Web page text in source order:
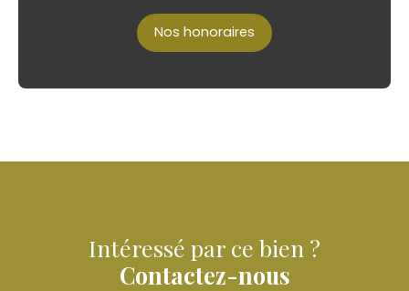
Nos honoraires
Intéressé par ce bien ?
Contactez-nous